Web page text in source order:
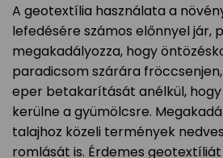
A geotextília használata a
lefedésére számos előnnyel jár,
megakadályozza, hogy
paradicsom szárára
eper betakarítását anélkül, hogy
kerülne a gyümölcsre.
talajhoz közeli termények
romlását is. Érdemes